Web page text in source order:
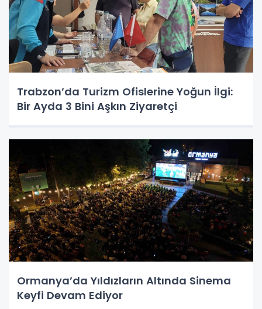
Trabzon’da Turizm Ofislerine Yoğun İlgi:
Bir Ayda 3 Bini Aşkın Ziyaretçi
Ormanya’da Yıldızların Altında Sinema
Keyfi Devam Ediyor